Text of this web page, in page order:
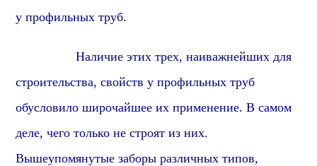
у профильных труб.
Наличие этих трех, наиважнейших для
строительства, свойств у профильных труб
обусловило широчайшее их применение. В самом
деле, чего только не строят из них.
Вышеупомянутые заборы различных типов,